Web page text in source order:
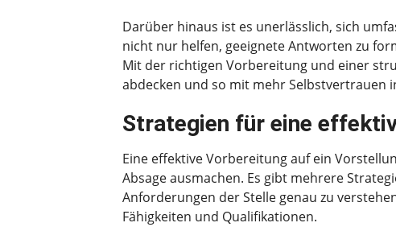
Darüber hinaus ist es unerlässlich, sich
nicht nur helfen, geeignete Antworten zu
Mit der richtigen Vorbereitung und einer
abdecken und so mit mehr Selbstvertrauen
Strategien für eine
Eine effektive Vorbereitung auf ein
Absage ausmachen. Es gibt mehrere
Anforderungen der Stelle genau zu
Fähigkeiten und Qualifikationen.